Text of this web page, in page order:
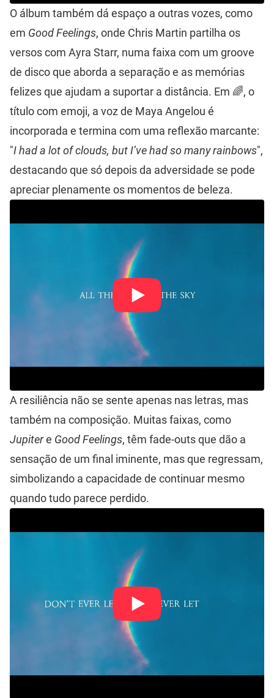
O álbum também dá espaço a outras vozes, como
em Good Feelings, onde Chris Martin partilha os
versos com Ayra Starr, numa faixa com um groove
de disco que aborda a separação e as memórias
felizes que ajudam a suportar a distância. Em 🌈, o
título com emoji, a voz de Maya Angelou é
incorporada e termina com uma reflexão marcante:
"I had a lot of clouds, but I’ve had so many rainbows",
destacando que só depois da adversidade se pode
apreciar plenamente os momentos de beleza.
A resiliência não se sente apenas nas letras, mas
também na composição. Muitas faixas, como
Jupitere Good Feelings, têm fade-outs que dão a
sensação de um final iminente, mas que regressam,
simbolizando a capacidade de continuar mesmo
quando tudo parece perdido.